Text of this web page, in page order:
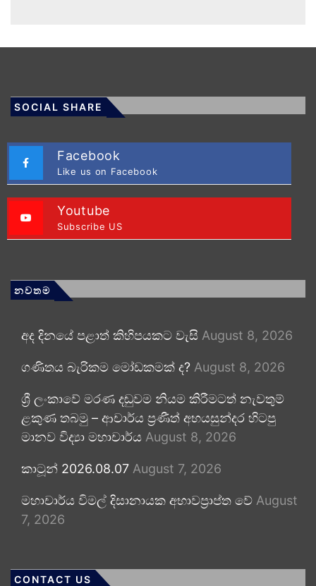
SOCIAL SHARE
Facebook
Like us on Facebook
Youtube
Subscribe US
නවතම
අද දිනයේ පළාත් කිහිපයකට වැසි August 8, 2026
ගණිතය බැරිකම මෝඩකමක් ද? August 8, 2026
ශ්‍රී ලංකාවේ මරණ දඬුවම නියම කිරීමටත් නැවතුම්
ළකුණ තබමු – ආචාර්ය ප්‍රණීත් අභයසුන්දර හිටපු
මානව විද්‍යා මහාචාර්ය August 8, 2026
කාටූන් 2026.08.07 August 7, 2026
මහාචාර්ය විමල් දිසානායක අභාවප්‍රාප්ත වේ August
7, 2026
CONTACT US